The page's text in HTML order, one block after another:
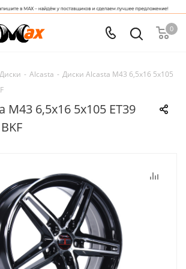
0
Диски - Alcasta - Диски Alcasta M43 6,5x16 5x105
M43 6,5x16 5x105 ET39